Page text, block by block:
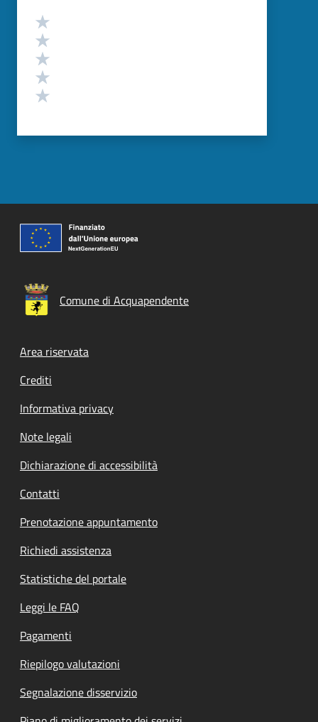
Valutazione
Comune di Acquapendente
Footer menu
Area riservata
Crediti
Informativa privacy
Note legali
Dichiarazione di accessibilità
Contatti
Prenotazione appuntamento
Richiedi assistenza
Statistiche del portale
Leggi le FAQ
Pagamenti
Riepilogo valutazioni
Segnalazione disservizio